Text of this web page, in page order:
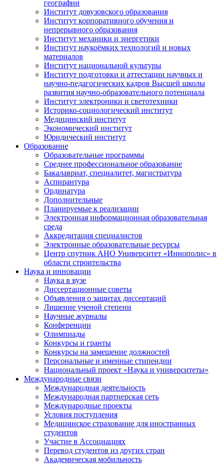
географии
Институт довузовского образования
Институт корпоративного обучения и
непрерывного образования
Институт механики и энергетики
Институт наукоёмких технологий и новых
материалов
Институт национальной культуры
Институт подготовки и аттестации научных и
научно-педагогических кадров Высшей школы
развития научно-образовательного потенциала
Институт электроники и светотехники
Историко-социологический институт
Медицинский институт
Экономический институт
Юридический институт
Образование
Образовательные программы
Среднее профессиональное образование
Бакалавриат, специалитет, магистратура
Аспирантура
Ординатура
Дополнительные
Планируемые к реализации
Электронная информационная образовательная
среда
Аккредитация специалистов
Электронные образовательные ресурсы
Центр спутник АНО Университет «Иннополис» в
области строительства
Наука и инновации
Наука в вузе
Диссертационные советы
Объявления о защитах диссертаций
Лишение ученой степени
Научные журналы
Конференции
Олимпиады
Конкурсы и гранты
Конкурсы на замещение должностей
Персональные и именные стипендии
Национальный проект «Наука и университеты»
Международные связи
Международная деятельность
Международная партнерская сеть
Международные проекты
Условия поступления
Медицинское страхование для иностранных
студентов
Участие в Ассоциациях
Перевод студентов из других стран
Академическая мобильность